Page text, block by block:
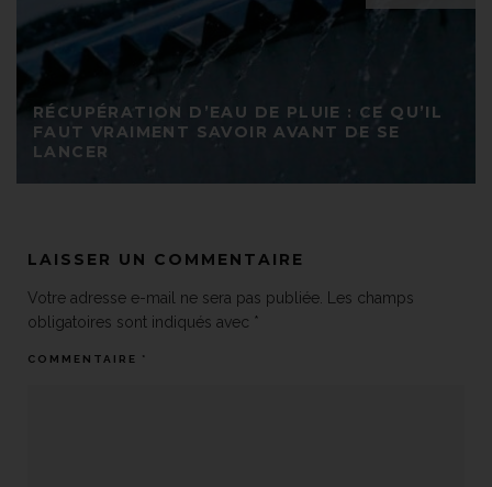
RÉCUPÉRATION D’EAU DE PLUIE : CE QU’IL
FAUT VRAIMENT SAVOIR AVANT DE SE
LANCER
LAISSER UN COMMENTAIRE
Votre adresse e-mail ne sera pas publiée.
Les champs
obligatoires sont indiqués avec *
COMMENTAIRE *